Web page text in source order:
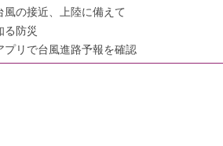
風の接近、上陸に備えて
る防災
プリで台風進路予報を確認